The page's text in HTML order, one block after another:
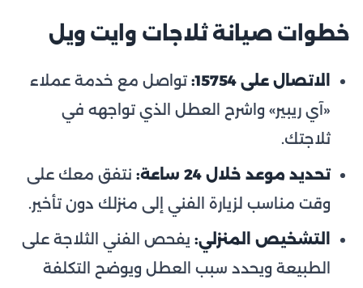
خطوات صيانة ثلاجات وايت ويل
الاتصال على 15754:
تواصل مع خدمة عملاء
«آي ريبير» واشرح العطل الذي تواجهه في
ثلاجتك.
تحديد موعد خلال 24 ساعة:
نتفق معك على
وقت مناسب لزيارة الفني إلى منزلك دون تأخير.
التشخيص المنزلي: يفحص الفني الثلاجة على
الطبيعة ويحدد سبب العطل ويوضح التكلفة